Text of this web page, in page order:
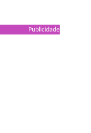
Publicidade